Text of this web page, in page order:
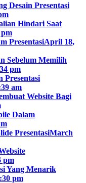
Desain Presentasi
Hindari Saat
PresentasiApril 18,
Sebelum Memilih
pm
Presentasi
am
Website Bagi
Dalam
PresentasiMarch
pm
Yang Menarik
pm